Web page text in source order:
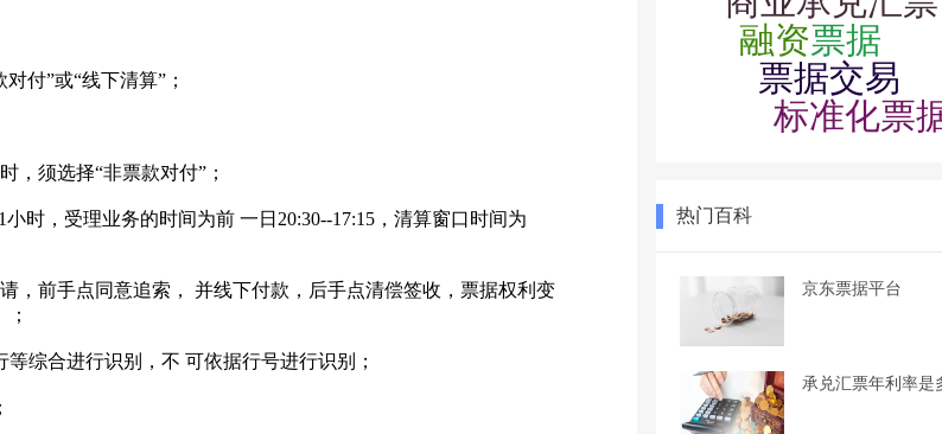
付”或“线下清算”；
须选择“非票款对付”；
，受理业务的时间为前 一日20:30--17:15，清算窗口时间为
前手点同意追索， 并线下付款，后手点清偿签收，票据权利变
综合进行识别，不 可依据行号进行识别；
热门百科
京东票据平台
承兑汇票年利率是